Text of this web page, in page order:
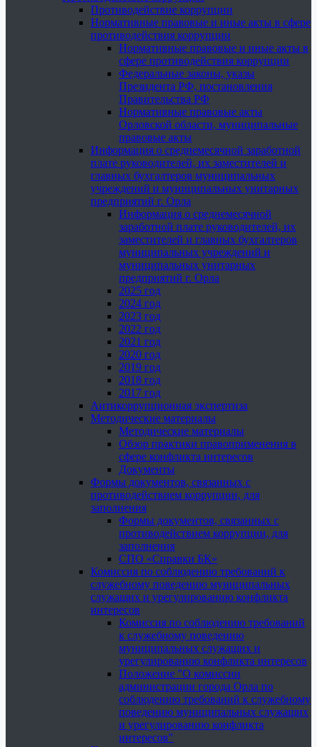
Противодействие коррупции
Нормативные правовые и иные акты в сфере
противодействия коррупции
Нормативные правовые и иные акты в
сфере противодействия коррупции
Федеральные законы, указы
Президента РФ, постановления
Правительства РФ
Нормативные правовые акты
Орловской области, муниципальные
правовые акты
Информация о среднемесячной заработной
плате руководителей, их заместителей и
главных бухгалтеров муниципальных
учреждений и муниципальных унитарных
предприятий г. Орла
Информация о среднемесячной
заработной плате руководителей, их
заместителей и главных бухгалтеров
муниципальных учреждений и
муниципальных унитарных
предприятий г. Орла
2025 год
2024 год
2023 год
2022 год
2021 год
2020 год
2019 год
2018 год
2017 год
Антикоррупционная экспертиза
Методические материалы
Методические материалы
Обзор практики правоприменения в
сфере конфликта интересов
Документы
Формы документов, связанных с
противодействием коррупции, для
заполнения
Формы документов, связанных с
противодействием коррупции, для
заполнения
СПО «Справки БК»
Комиссия по соблюдению требований к
служебному поведению муниципальных
служащих и урегулированию конфликта
интересов
Комиссия по соблюдению требований
к служебному поведению
муниципальных служащих и
урегулированию конфликта интересов
Положение "О комиссии
администрации города Орла по
соблюдению требований к служебному
поведению муниципальных служащих
и урегулированию конфликта
интересов"